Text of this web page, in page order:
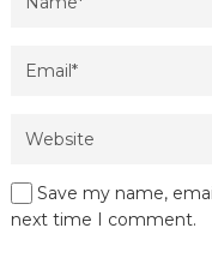
Save my name,
next time I comment.